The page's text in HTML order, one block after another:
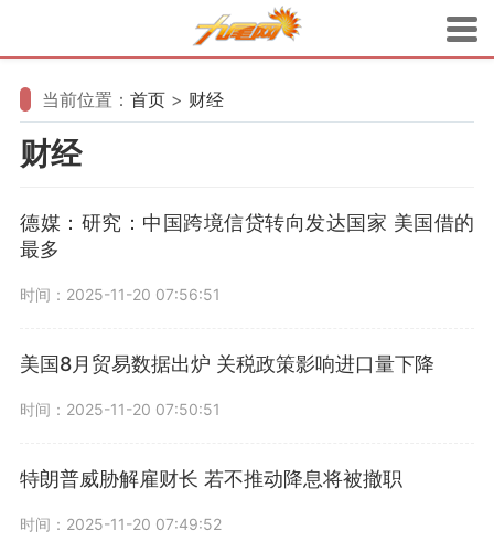
当前位置： 首页 > 财经
财经
德媒：研究：中国跨境信贷转向发达国家 美国借的
最多
时间：2025-11-20 07:56:51
美国8月贸易数据出炉 关税政策影响进口量下降
时间：2025-11-20 07:50:51
特朗普威胁解雇财长 若不推动降息将被撤职
时间：2025-11-20 07:49:52